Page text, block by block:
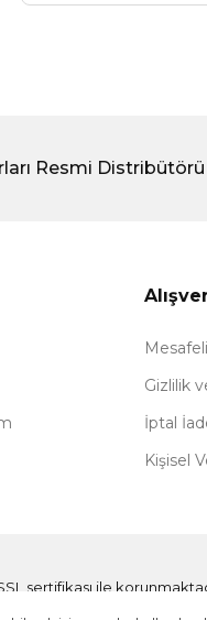
Resmi Distribütörü
Gizlilik
İptal
Kişisel
sertifikası ile